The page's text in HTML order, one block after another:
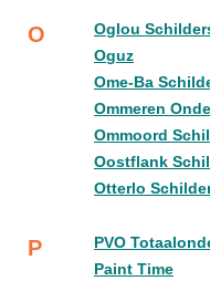
O
Oglou
Oguz
Ome-Ba
Ommeren
Ommoord
Oostflank
Otterlo
P
PVO
Paint Time